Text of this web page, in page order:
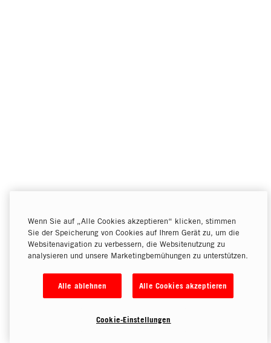
Wenn Sie auf „Alle Cookies akzeptieren“ klicken, stimmen
Sie der Speicherung von Cookies auf Ihrem Gerät zu, um die
Websitenavigation zu verbessern, die Websitenutzung zu
analysieren und unsere Marketingbemühungen zu unterstützen.
Alle ablehnen Alle Cookies akzeptieren
Cookie-Einstellungen